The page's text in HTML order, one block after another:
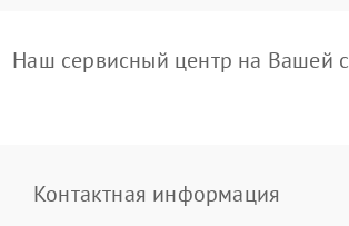
Наш сервисный центр на Вашей
Контактная информация